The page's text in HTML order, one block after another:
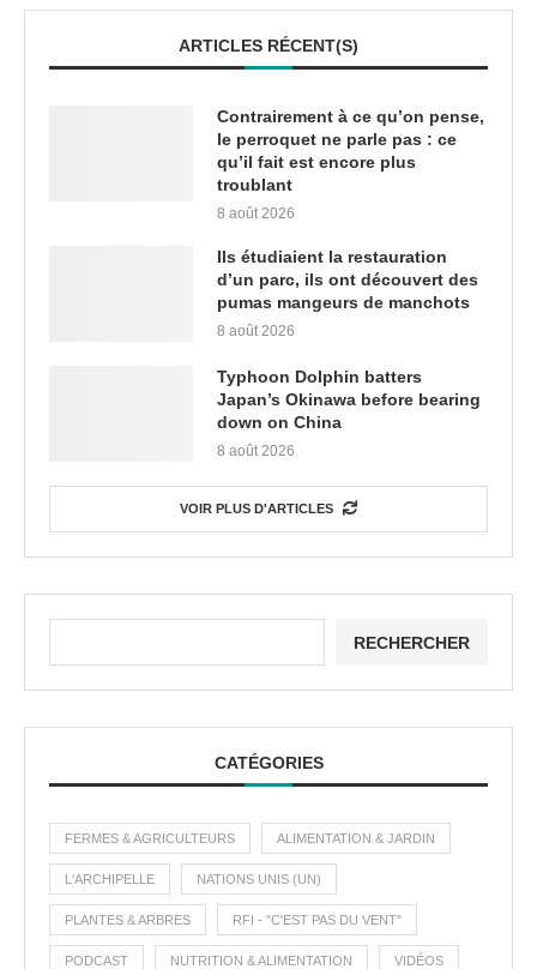
ARTICLES RÉCENT(S)
Contrairement à ce qu’on pense,
le perroquet ne parle pas : ce
qu’il fait est encore plus
troublant
8 août 2026
Ils étudiaient la restauration
d’un parc, ils ont découvert des
pumas mangeurs de manchots
8 août 2026
Typhoon Dolphin batters
Japan’s Okinawa before bearing
down on China
8 août 2026
VOIR PLUS D'ARTICLES
RECHERCHER
CATÉGORIES
FERMES & AGRICULTEURS ALIMENTATION & JARDIN
L'ARCHIPELLE NATIONS UNIS (UN)
PLANTES & ARBRES RFI - "C'EST PAS DU VENT"
PODCAST NUTRITION & ALIMENTATION VIDÉOS